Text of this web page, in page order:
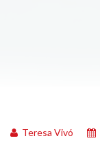
Teresa Vivó